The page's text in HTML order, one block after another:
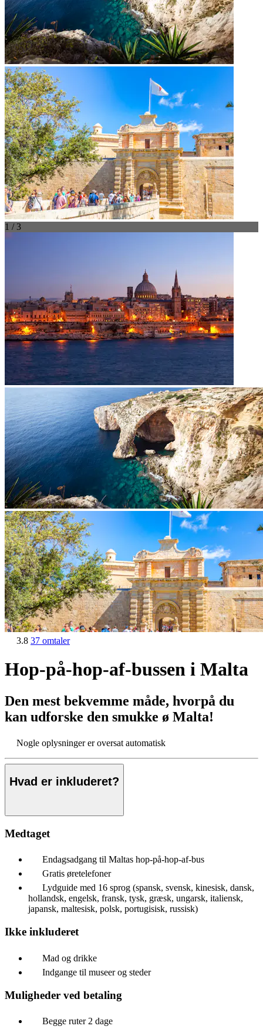
1 / 3
3.8 37 omtaler
Hop-på-hop-af-bussen i Malta
Den mest bekvemme måde, hvorpå du
kan udforske den smukke ø Malta!
Nogle oplysninger er oversat automatisk
Hvad er inkluderet?
Medtaget
Endagsadgang til Maltas hop-på-hop-af-bus
Gratis øretelefoner
Lydguide med 16 sprog (spansk, svensk, kinesisk, dansk,
hollandsk, engelsk, fransk, tysk, græsk, ungarsk, italiensk,
japansk, maltesisk, polsk, portugisisk, russisk)
Ikke inkluderet
Mad og drikke
Indgange til museer og steder
Muligheder ved betaling
Begge ruter 2 dage